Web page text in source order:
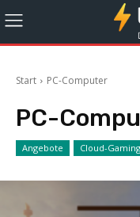
Start PC-Computer
PC-
Angebote Cloud-Gaming